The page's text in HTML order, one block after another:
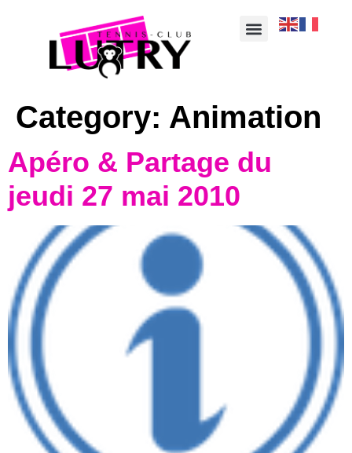
Category: Animation
Apéro & Partage du
jeudi 27 mai 2010